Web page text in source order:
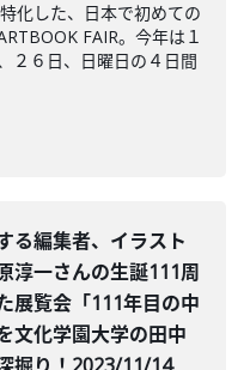
化した、日本で初めての
FAIR。今年は１
２６日、日曜日の４日間
る編集者、イラスト
淳一さんの生誕111周
展覧会「111年目の中
文化学園大学の田中